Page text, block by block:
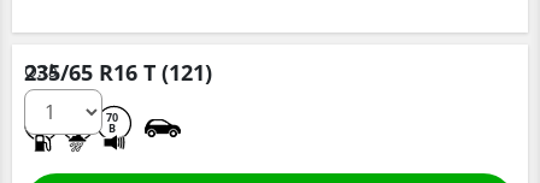
235/65 R16 T (121)
70
B
Q.tà